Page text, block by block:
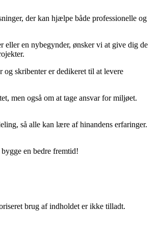
der kan hjælpe både professionelle og
eller en nybegynder, ønsker vi at give dig de
og skribenter er dedikeret til at levere
men også om at tage ansvar for miljøet.
så alle kan lære af hinandens erfaringer.
en bedre fremtid!
brug af indholdet er ikke tilladt.